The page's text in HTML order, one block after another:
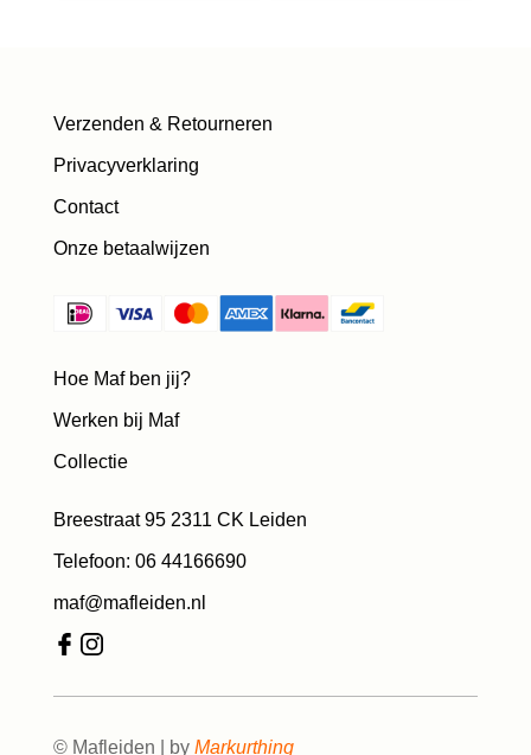
Verzenden & Retourneren
Privacyverklaring
Contact
Onze betaalwijzen
Hoe Maf ben jij?
Werken bij Maf
Collectie
Breestraat 95 2311 CK Leiden
Telefoon: 06 44166690
maf@mafleiden.nl
© Mafleiden | by Markurthing